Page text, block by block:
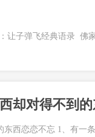
让子弹飞经典语录 佛
却对得不到
西恋恋不忘 1、有一